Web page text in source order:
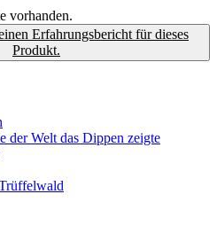
vorhanden.
Erfahrungsbericht für dieses
Produkt.
der Welt das Dippen zeigte